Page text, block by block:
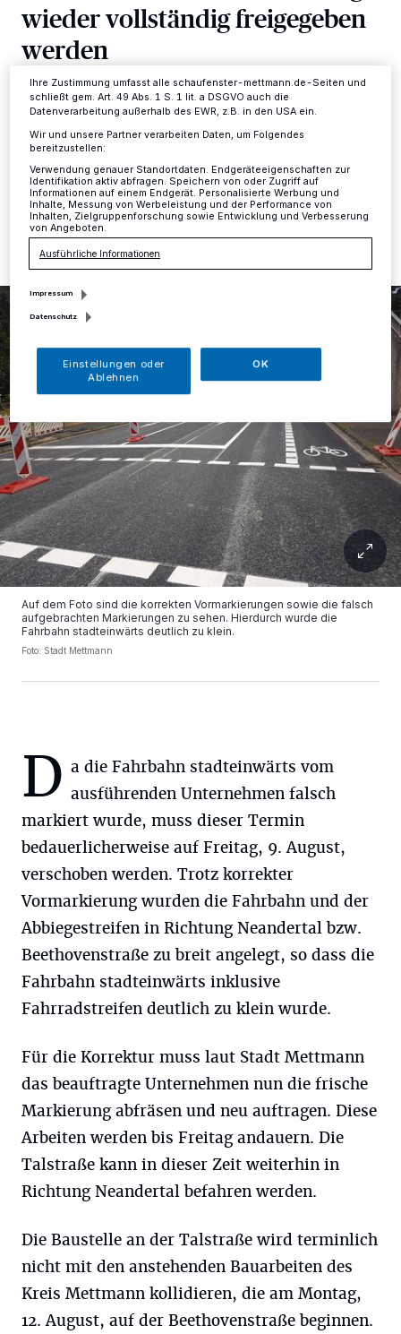
wieder vollständig freigegeben
werden
Mettmann·Ursprünglich war für den heutigen Montag
die vollständige Freigabe der Talstraße in beide
Fahrtrichtungen vorgesehen.
05.08.2019 , 12:34 Uhr Eine Minute Lesezeit
Auf dem Foto sind die korrekten Vormarkierungen sowie die falsch
aufgebrachten Markierungen zu sehen. Hierdurch wurde die
Fahrbahn stadteinwärts deutlich zu klein.
Foto: Stadt Mettmann
D a die Fahrbahn stadteinwärts vom
ausführenden Unternehmen falsch
markiert wurde, muss dieser Termin
bedauerlicherweise auf Freitag, 9. August,
verschoben werden. Trotz korrekter
Vormarkierung wurden die Fahrbahn und der
Abbiegestreifen in Richtung Neandertal bzw.
Beethovenstraße zu breit angelegt, so dass die
Fahrbahn stadteinwärts inklusive
Fahrradstreifen deutlich zu klein wurde.
Für die Korrektur muss laut Stadt Mettmann
das beauftragte Unternehmen nun die frische
Markierung abfräsen und neu auftragen. Diese
Arbeiten werden bis Freitag andauern. Die
Talstraße kann in dieser Zeit weiterhin in
Richtung Neandertal befahren werden.
Die Baustelle an der Talstraße wird terminlich
nicht mit den anstehenden Bauarbeiten des
Kreis Mettmann kollidieren, die am Montag,
12. August, auf der Beethovenstraße beginnen.
ändern oder Ihre Einwilligung zu widerrufen, indem Sie auf den Link
Einstellungen oder Ablehnen am unteren Rand der Webseite klicken.
Ihre Einstellungen gelten innerhalb unseres Website. Weitere
Informationen finden Sie in unserer Datenschutzerklärung.
Ihre Zustimmung umfasst alle schaufenster-mettmann.de-Seiten und
schließt gem. Art. 49 Abs. 1 S. 1 lit. a DSGVO auch die
Datenverarbeitung außerhalb des EWR, z.B. in den USA ein.
Wir und unsere Partner verarbeiten Daten, um Folgendes
bereitzustellen:
Verwendung genauer Standortdaten. Endgeräteeigenschaften zur
Identifikation aktiv abfragen. Speichern von oder Zugriff auf
Informationen auf einem Endgerät. Personalisierte Werbung und
Inhalte, Messung von Werbeleistung und der Performance von
Inhalten, Zielgruppenforschung sowie Entwicklung und Verbesserung
von Angeboten.
Ausführliche Informationen
Impressum
Datenschutz
Einstellungen oder
Ablehnen
OK